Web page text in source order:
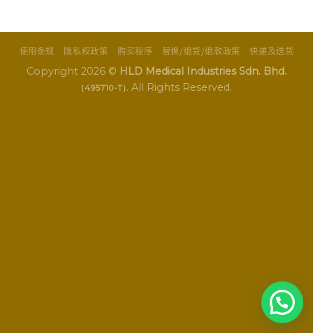
使用条规 隐私权政策 购买程序 替换/退货/退款政策
快递及送货
Copyright 2026 © HLD Medical Industries Sdn. Bhd.
(495710-T). All Rights Reserved.